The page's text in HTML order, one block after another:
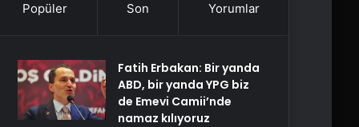
Popüler Son Yorumlar
Fatih Erbakan: Bir yanda
ABD, bir yanda YPG biz
de Emevi Camii’nde
namaz kılıyoruz